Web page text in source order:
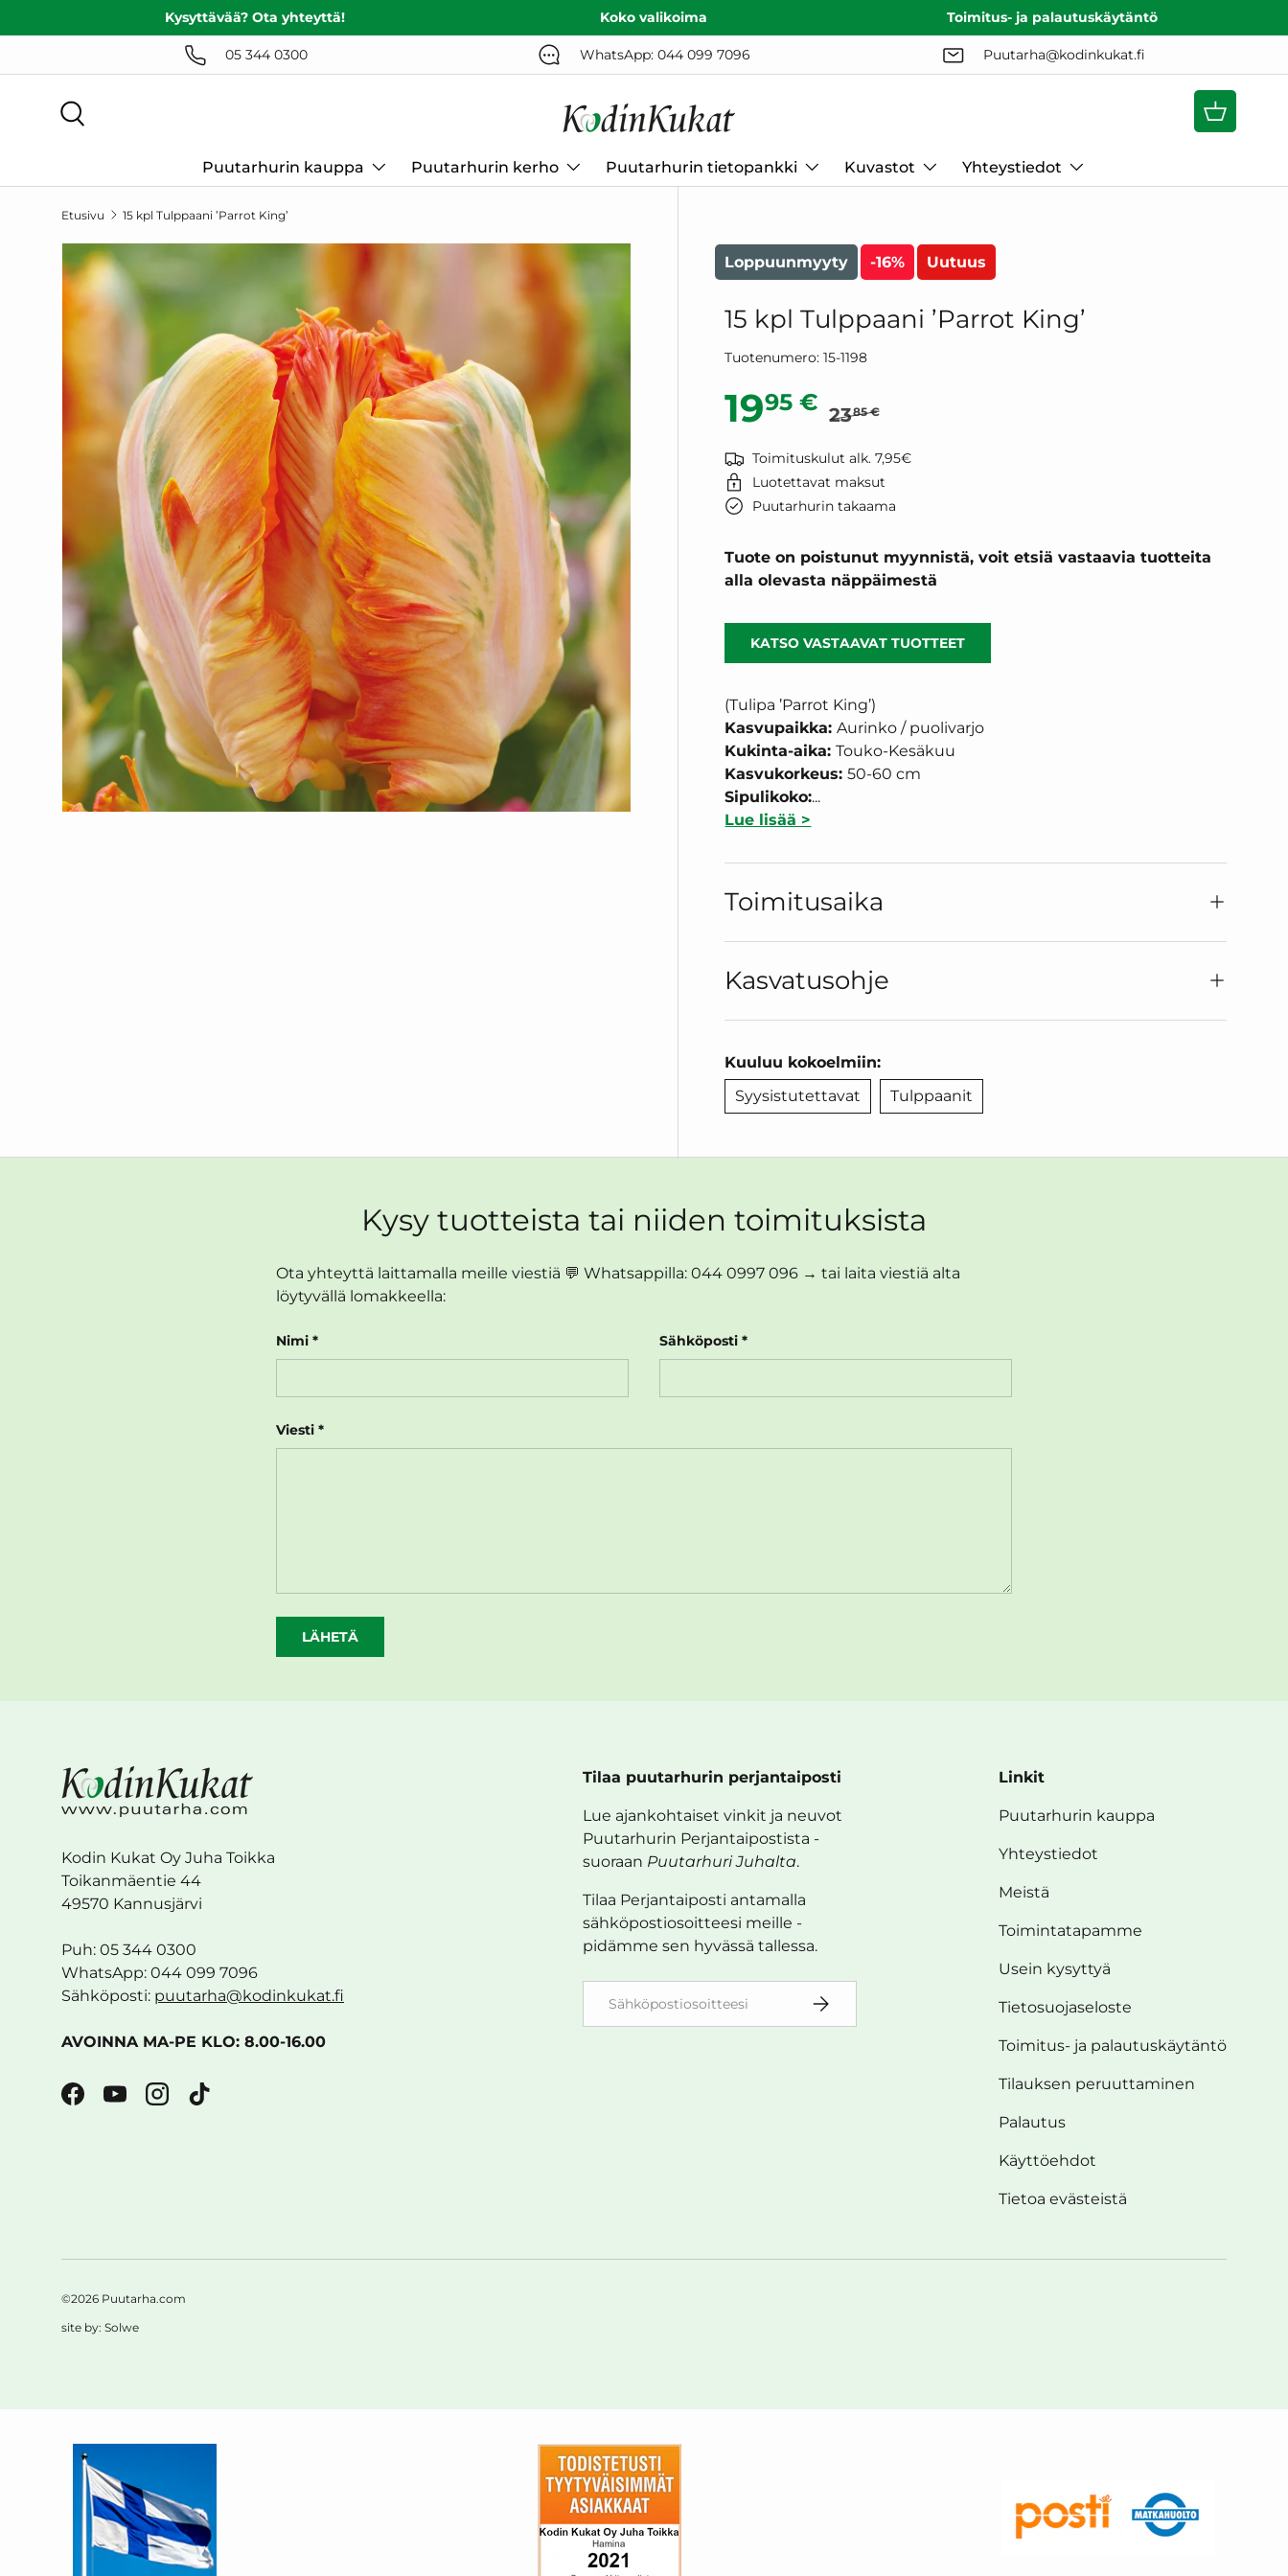
SIIRRY SISÄLTÖÖN
Kysyttävää? Ota yhteyttä! Koko valikoima Toimitus- ja palautuskäytäntö
05 344 0300 WhatsApp: 044 099 7096 Puutarha@kodinkukat.fi
Ostoskori
Puutarhurin kauppa Puutarhurin kerho Puutarhurin tietopankki Kuvastot Yhteystiedot
Etusivu 15 kpl Tulppaani ’Parrot King’
SIIRRY TUOTETIETOIHIN
Loppuunmyyty -16% Uutuus
15 kpl Tulppaani ’Parrot King’
Tuotenumero: 15-1198
Alennushinta
1995 € 2385 €
Toimituskulut alk. 7,95€
Luotettavat maksut
Puutarhurin takaama
Tuote on poistunut myynnistä, voit etsiä vastaavia tuotteita
alla olevasta näppäimestä
KATSO VASTAAVAT TUOTTEET
(Tulipa ’Parrot King’)
Kasvupaikka:Aurinko / puolivarjo
Kukinta-aika:Touko-Kesäkuu
Kasvukorkeus: 50-60 cm
Sipulikoko:...
Lue lisää >
Toimitusaika
Kasvatusohje
Kuuluu kokoelmiin:
Syysistutettavat
Tulppaanit
Kysy tuotteista tai niiden toimituksista
Ota yhteyttä laittamalla meille viestiä 💬 Whatsappilla: 044 0997 096 → tai laita viestiä alta
löytyvällä lomakkeella:
Nimi Sähköposti
Viesti
LÄHETÄ
Kodin Kukat Oy Juha Toikka
Toikanmäentie 44
49570 Kannusjärvi
Puh: 05 344 0300
WhatsApp: 044 099 7096
Sähköposti: puutarha@kodinkukat.fi
AVOINNA MA-PE KLO: 8.00-16.00
Facebook
YouTubeInstagram
TikTok
Tilaa puutarhurin perjantaiposti
Lue ajankohtaiset vinkit ja neuvot
Puutarhurin Perjantaipostista -
suoraan Puutarhuri Juhalta.
Tilaa Perjantaiposti antamalla
sähköpostiosoitteesi meille -
pidämme sen hyvässä tallessa.
TILAA
Linkit
Puutarhurin kauppa
Yhteystiedot
Meistä
Toimintatapamme
Usein kysyttyä
Tietosuojaseloste
Toimitus- ja palautuskäytäntö
Tilauksen peruuttaminen
Palautus
Käyttöehdot
Tietoa evästeistä
©2026 Puutarha.com
site by: Solwe